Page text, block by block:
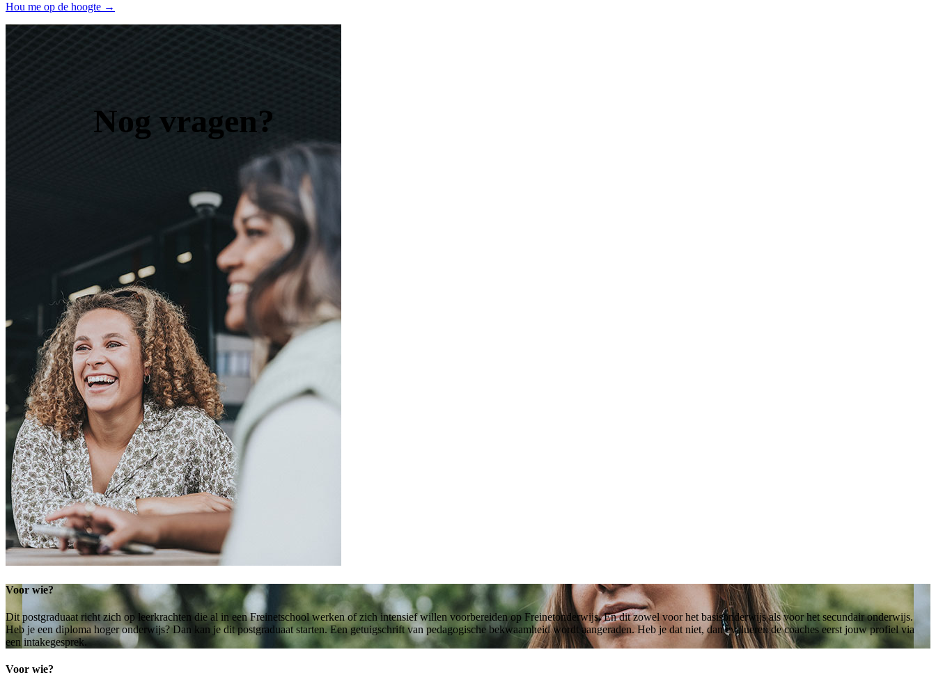
Hou me op de hoogte →
Voor wie?
Dit postgraduaat richt zich op leerkrachten die al in een Freinetschool werken of zich intensief willen voorbereiden op Freinetonderwijs. En dit zowel voor het basisonderwijs als voor het secundair onderwijs.
Heb je een diploma hoger onderwijs? Dan kan je dit postgraduaat starten. Een getuigschrift van pedagogische bekwaamheid wordt aangeraden. Heb je dat niet, dan evalueren de coaches eerst jouw profiel via
een intakegesprek.
Voor wie?
Nog vragen?